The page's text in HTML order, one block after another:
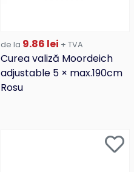
de la 9.86 lei + TVA
Curea valiză Moordeich
adjustable 5 × max.190cm
Rosu